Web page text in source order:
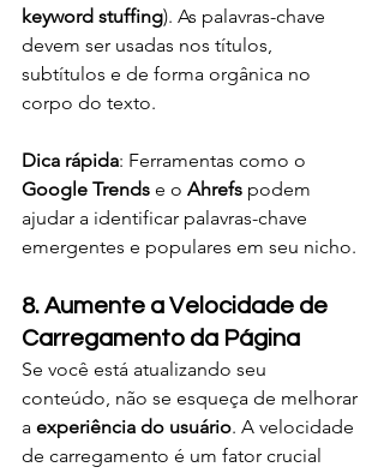
keyword stuffing). As palavras-chave
devem ser usadas nos títulos,
subtítulos e de forma orgânica no
corpo do texto.
Dica rápida: Ferramentas como o
Google Trends e o Ahrefs podem
ajudar a identificar palavras-chave
emergentes e populares em seu nicho.
8. Aumente a Velocidade de
Carregamento da Página
Se você está atualizando seu
conteúdo, não se esqueça de melhorar
a experiência do usuário. A velocidade
de carregamento é um fator crucial